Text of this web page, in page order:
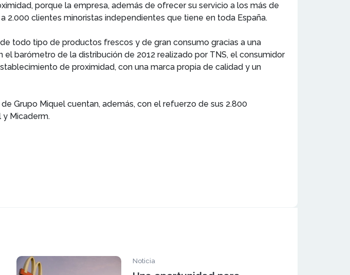
porque la empresa, además de ofrecer su servicio a los más de
clientes minoristas independientes que tiene en toda España.
todo tipo de productos frescos y de gran consumo gracias a una
barómetro de la distribución de 2012 realizado por TNS, el consumidor
de proximidad, con una marca propia de calidad y un
Grupo Miquel cuentan, además, con el refuerzo de sus 2.800
y Micaderm.
Noticia